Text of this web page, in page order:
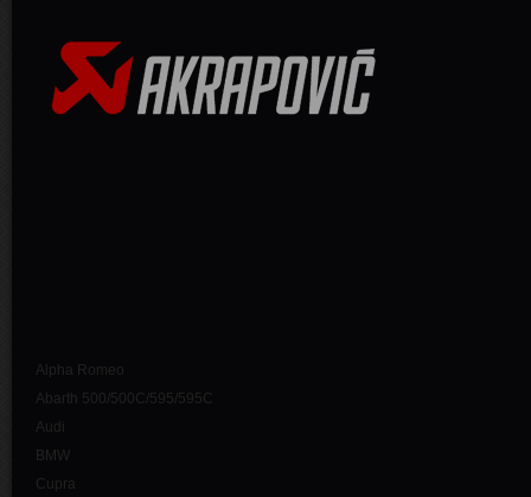
Alpha Romeo
Abarth 500/500C/595/595C
Audi
BMW
Cupra